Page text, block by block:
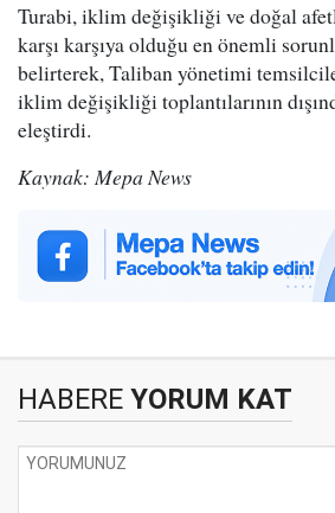
Turabi, iklim değişikliği ve doğal
karşı karşıya olduğu en önemli
belirterek, Taliban yönetimi
iklim değişikliği toplantılarının
eleştirdi.
Kaynak: Mepa News
HABERE YORUM KAT